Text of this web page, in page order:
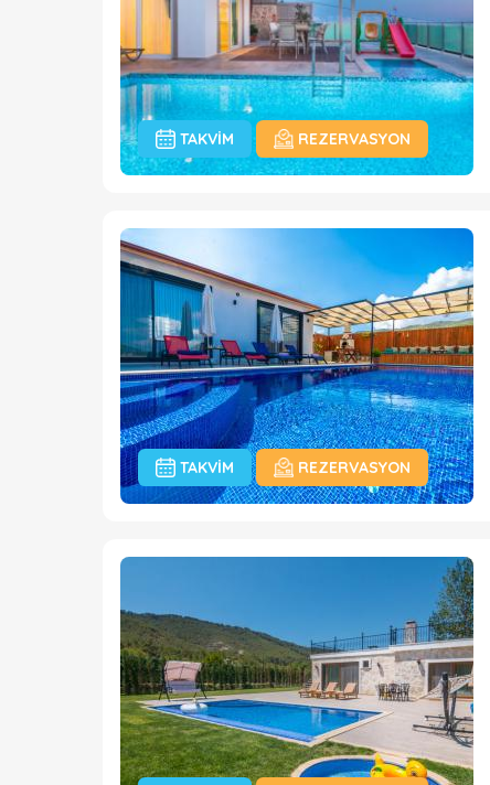
TAKVIM REZERVASYON
TAKVIM REZERVASYON